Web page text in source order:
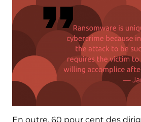
En outre, 60 pour cent des